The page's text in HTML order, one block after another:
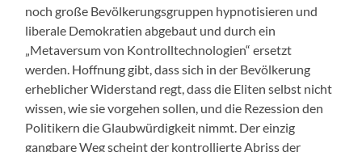
noch große Bevölkerungsgruppen hypnotisieren und
liberale Demokratien abgebaut und durch ein
„Metaversum von Kontrolltechnologien“ ersetzt
werden. Hoffnung gibt, dass sich in der Bevölkerung
erheblicher Widerstand regt, dass die Eliten selbst nicht
wissen, wie sie vorgehen sollen, und die Rezession den
Politikern die Glaubwürdigkeit nimmt. Der einzig
gangbare Weg scheint der kontrollierte Abriss der